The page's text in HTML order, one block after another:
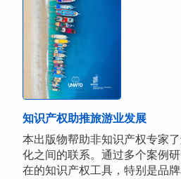
知识产权助推旅游业发展
本出版物帮助非知识产权专家
化之间的联系。通过多个案例
在的知识产权工具，特别是品